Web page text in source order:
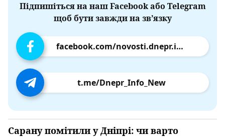
Підпишіться на наш Facebook або Telegram
щоб бути завжди на зв’язку
facebook.com/novosti.dnepr.info
t.me/Dnepr_Info_New
Сарану помітили у Дніпрі: чи варто